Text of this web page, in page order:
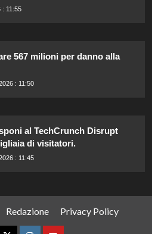
: 11:55
567 milioni per danno alla
: 11:50
al TechCrunch Disrupt
di visitatori.
: 11:45
Redazione Privacy Policy